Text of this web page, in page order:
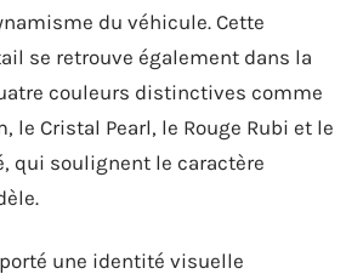
du véhicule. Cette
se retrouve également dans la
couleurs distinctives comme
le Cristal Pearl, le Rouge Rubi et le
qui soulignent le caractère
une identité visuelle